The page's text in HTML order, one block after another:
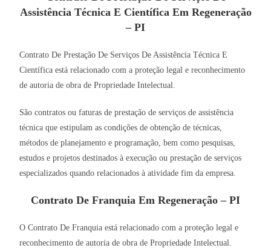
Assistência Técnica E Científica Em Regeneração
– PI
Contrato De Prestação De Serviços De Assistência Técnica E
Científica está relacionado com a proteção legal e reconhecimento
de autoria de obra de Propriedade Intelectual.
São contratos ou faturas de prestação de serviços de assistência
técnica que estipulam as condições de obtenção de técnicas,
métodos de planejamento e programação, bem como pesquisas,
estudos e projetos destinados à execução ou prestação de serviços
especializados quando relacionados à atividade fim da empresa.
Contrato De Franquia Em Regeneração – PI
O Contrato De Franquia está relacionado com a proteção legal e
reconhecimento de autoria de obra de Propriedade Intelectual.